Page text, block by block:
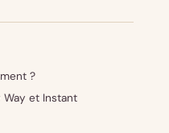
?
Way et Instant